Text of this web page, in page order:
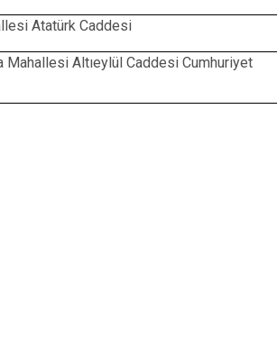
Atatürk Caddesi
Mahallesi Altıeylül Caddesi Cumhuriyet